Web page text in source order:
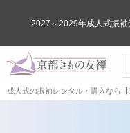
成人式の振袖レンタル・購入なら【
2027～2029年成人式振